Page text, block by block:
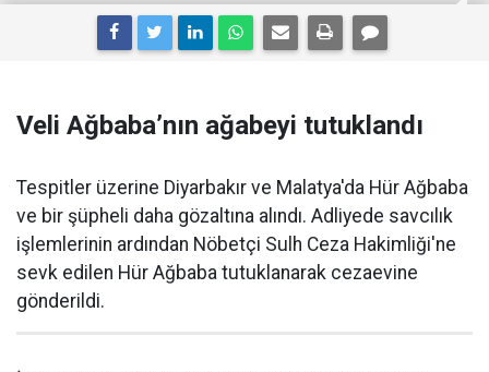
Veli Ağbaba’nın ağabeyi tutuklandı
Tespitler üzerine Diyarbakır ve Malatya'da Hür Ağbaba
ve bir şüpheli daha gözaltına alındı. Adliyede savcılık
işlemlerinin ardından Nöbetçi Sulh Ceza Hakimliği'ne
sevk edilen Hür Ağbaba tutuklanarak cezaevine
gönderildi.